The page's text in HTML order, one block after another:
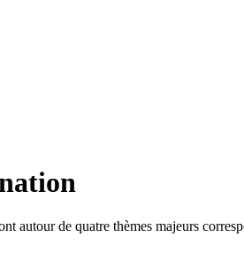
autour de quatre thèmes majeurs